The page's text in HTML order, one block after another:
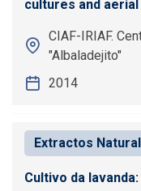
cultures and
CIAF-IRIAF.
"Albaladejito"
2014
Extractos
Cultivo da